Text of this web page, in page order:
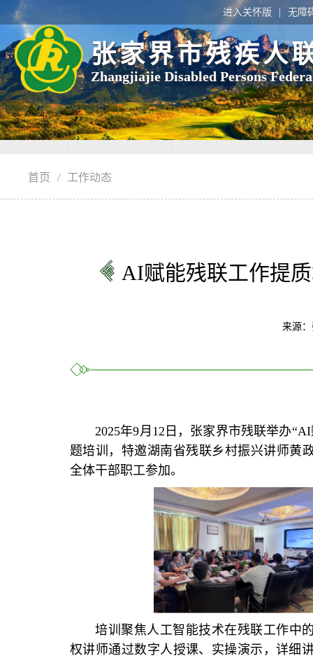
进入关怀版 无障
张家界市残疾人
Zhangjiajie Disabled Persons
首页 / 工作动态
AI赋能残联工作提
来源
2025年9月12日，张家界市残联举办
题培训，特邀湖南省残联乡村振兴讲师黄
全体干部职工参加。
培训聚焦人工智能技术在残联工作中
权讲师通过数字人授课、实操演示，详细